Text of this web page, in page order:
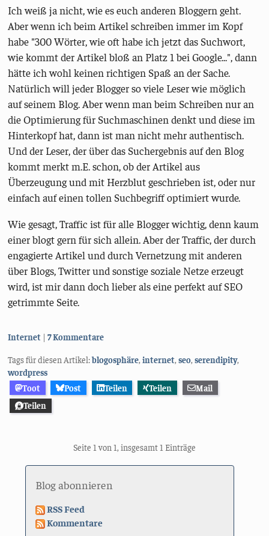
Ich weiß ja nicht, wie es euch anderen Bloggern geht.
Aber wenn ich beim Artikel schreiben immer im Kopf
habe "300 Wörter, wie oft habe ich jetzt das Suchwort,
wie kommt der Artikel bloß an Platz 1 bei Google...", dann
hätte ich wohl keinen richtigen Spaß an der Sache.
Natürlich will jeder Blogger so viele Leser wie möglich
auf seinem Blog. Aber wenn man beim Schreiben nur an
die Optimierung für Suchmaschinen denkt und diese im
Hinterkopf hat, dann ist man nicht mehr authentisch.
Und der Leser, der über das Suchergebnis auf den Blog
kommt merkt m.E. schon, ob der Artikel aus
Überzeugung und mit Herzblut geschrieben ist, oder nur
einfach auf einen tollen Suchbegriff optimiert wurde.
Wie gesagt, Traffic ist für alle Blogger wichtig, denn kaum
einer blogt gern für sich allein. Aber der Traffic, der durch
engagierte Artikel und durch Vernetzung mit anderen
über Blogs, Twitter und sonstige soziale Netze erzeugt
wird, ist mir dann doch lieber als eine perfekt auf SEO
getrimmte Seite.
Kategorien:
Internet 7 Kommentare
Tags für diesen Artikel:blogosphäre,internet,seo,serendipity,
wordpress
Toot
Post Teilen Teilen
Mail
Teilen
Seite 1 von 1, insgesamt 1 Einträge
Blog abonnieren
RSS Feed
Kommentare